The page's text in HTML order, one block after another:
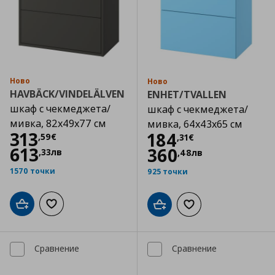
Ново
HAVBÄCK/VINDELÄLVEN
шкаф с чекмеджета/
мивка, 82x49x77 см
313,59€
Цена
613,33лв
1570 точки
Добави в кошницата
Добави към списъка с любими
Ново
ENHET/TVALLEN
шкаф с чекмеджета/
мивка, 64x43x65 см
184,31€
Цена
360,48лв
925 точки
Добави в кошницата
Добави към
Сравнение Сравнение